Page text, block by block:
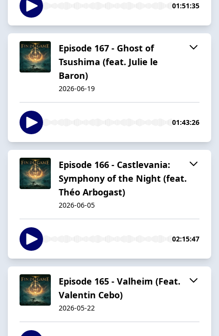
01:51:35
Episode 167 - Ghost of
Tsushima (feat. Julie le
Baron)
2026-06-19
01:43:26
Episode 166 - Castlevania:
Symphony of the Night (feat.
Théo Arbogast)
2026-06-05
02:15:47
Episode 165 - Valheim (Feat.
Valentin Cebo)
2026-05-22